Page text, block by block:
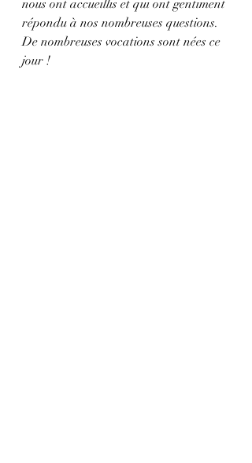
nous ont accueillis et qui ont gentiment
répondu à nos nombreuses questions.
De nombreuses vocations sont nées ce
jour !